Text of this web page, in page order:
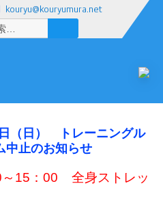
kouryu@kouryumura.net
（日） トレーニングル
中止のお知らせ
15：00 全身ストレッ